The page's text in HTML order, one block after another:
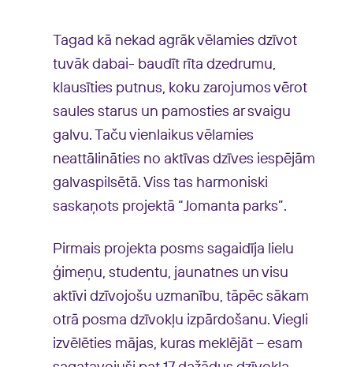
Tagad kā nekad agrāk vēlamies dzīvot
tuvāk dabai- baudīt rīta dzedrumu,
klausīties putnus, koku zarojumos vērot
saules starus un pamosties ar svaigu
galvu. Taču vienlaikus vēlamies
neattālināties no aktīvas dzīves iespējām
galvaspilsētā. Viss tas harmoniski
saskaņots projektā “Jomanta parks”.
Pirmais projekta posms sagaidīja lielu
ģimeņu, studentu, jaunatnes un visu
aktīvi dzīvojošu uzmanību, tāpēc sākam
otrā posma dzīvokļu izpārdošanu. Viegli
izvēlēties mājas, kuras meklējāt – esam